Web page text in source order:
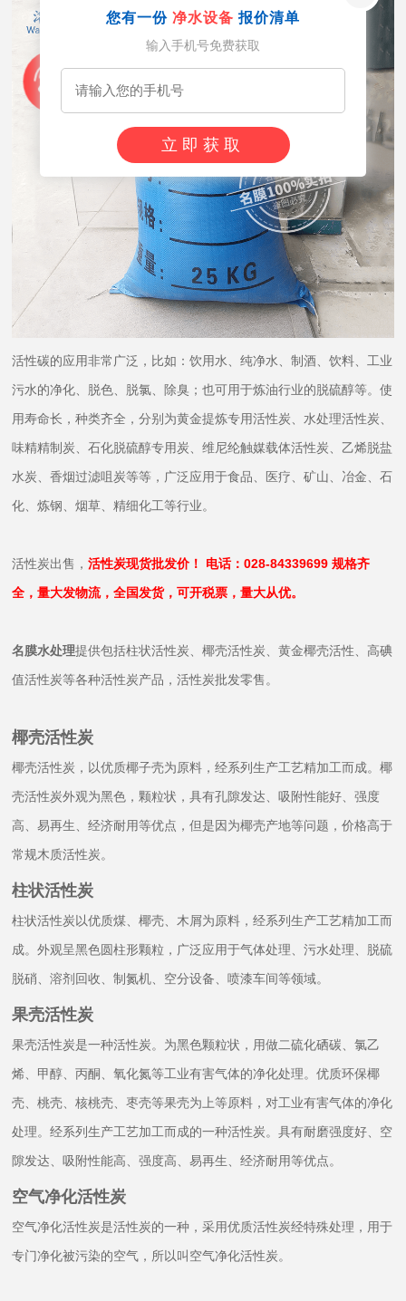
活性碳的应用非常广泛，比如：饮用水、纯净水、制酒、饮料、工业
污水的净化、脱色、脱氯、除臭；也可用于炼油行业的脱硫醇等。使
用寿命长，种类齐全，分别为黄金提炼专用活性炭、水处理活性炭、
味精精制炭、石化脱硫醇专用炭、维尼纶触媒载体活性炭、乙烯脱盐
水炭、香烟过滤咀炭等等，广泛应用于食品、医疗、矿山、冶金、石
化、炼钢、烟草、精细化工等行业。
活性炭出售，活性炭现货批发价！ 电话：028-84339699 规格齐
全，量大发物流，全国发货，可开税票，量大从优。
名膜水处理提供包括柱状活性炭、椰壳活性炭、黄金椰壳活性、高碘
值活性炭等各种活性炭产品，活性炭批发零售。
椰壳活性炭
椰壳活性炭，以优质椰子壳为原料，经系列生产工艺精加工而成。椰
壳活性炭外观为黑色，颗粒状，具有孔隙发达、吸附性能好、强度
高、易再生、经济耐用等优点，但是因为椰壳产地等问题，价格高于
常规木质活性炭。
柱状活性炭
柱状活性炭以优质煤、椰壳、木屑为原料，经系列生产工艺精加工而
成。外观呈黑色圆柱形颗粒，广泛应用于气体处理、污水处理、脱硫
脱硝、溶剂回收、制氮机、空分设备、喷漆车间等领域。
果壳活性炭
果壳活性炭是一种活性炭。为黑色颗粒状，用做二硫化硒碳、氯乙
烯、甲醇、丙酮、氧化氮等工业有害气体的净化处理。优质环保椰
壳、桃壳、核桃壳、枣壳等果壳为上等原料，对工业有害气体的净化
处理。经系列生产工艺加工而成的一种活性炭。具有耐磨强度好、空
隙发达、吸附性能高、强度高、易再生、经济耐用等优点。
空气净化活性炭
空气净化活性炭是活性炭的一种，采用优质活性炭经特殊处理，用于
专门净化被污染的空气，所以叫空气净化活性炭。
您有一份 净水设备 报价清单
输入手机号免费获取
立即获取